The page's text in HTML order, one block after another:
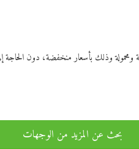
ومحمولة وذلك بأسعار منخفضة، دون
بحث عن المزيد من الوجهات